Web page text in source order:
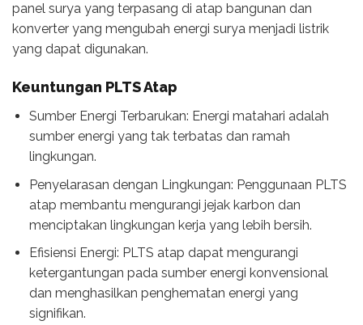
panel surya yang terpasang di atap bangunan dan
konverter yang mengubah energi surya menjadi listrik
yang dapat digunakan.
Keuntungan PLTS Atap
Sumber Energi Terbarukan: Energi matahari adalah
sumber energi yang tak terbatas dan ramah
lingkungan.
Penyelarasan dengan Lingkungan: Penggunaan PLTS
atap membantu mengurangi jejak karbon dan
menciptakan lingkungan kerja yang lebih bersih.
Efisiensi Energi: PLTS atap dapat mengurangi
ketergantungan pada sumber energi konvensional
dan menghasilkan penghematan energi yang
signifikan.